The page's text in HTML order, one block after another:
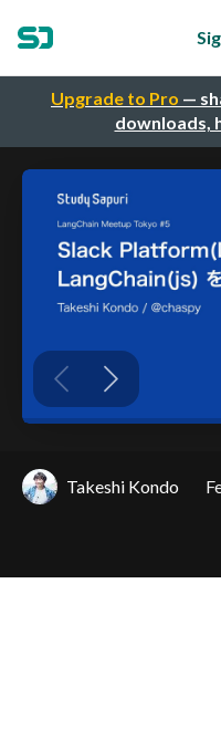
Upgrade to Pro —
downloads,
Takeshi Kondo